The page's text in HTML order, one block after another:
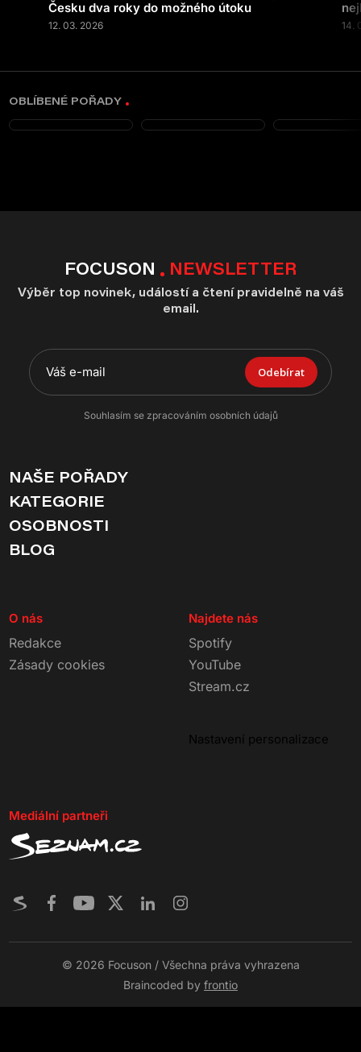
Česku dva roky do možného útoku
12. 03. 2026 14.
OBLÍBENÉ POŘADY
FOCUSON NEWSLETTER
Výběr top novinek, událostí a čtení pravidelně na váš
email.
Odebírat
Souhlasím se zpracováním osobních údajů
NAŠE POŘADY
KATEGORIE
OSOBNOSTI
BLOG
O nás
Redakce
Zásady cookies
Najdete nás
Spotify
YouTube
Stream.cz
Nastavení personalizace
Mediální partneři
© 2026 Focuson / Všechna práva vyhrazena
Braincoded by frontio